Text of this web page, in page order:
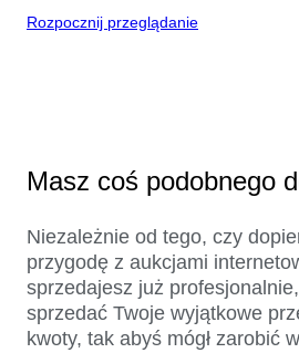
Rozpocznij przeglądanie
Masz coś podobnego
Niezależnie od tego, czy
przygodę z aukcjami
sprzedajesz już
sprzedać Twoje wyjątkowe
kwoty, tak abyś mógł zarobić